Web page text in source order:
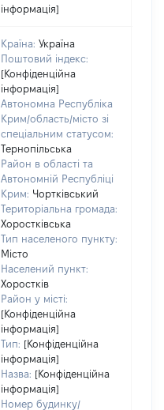
інформація]
Країна: Україна
Поштовий індекс:
[Конфіденційна
інформація]
Автономна Республіка
Крим/область/місто зі
спеціальним статусом:
Тернопільська
Район в області та
Автономній Республіці
Крим: Чортківський
Територіальна громада:
Хоростківська
Тип населеного пункту:
Місто
Населений пункт:
Хоростків
Район у місті:
[Конфіденційна
інформація]
Тип: [Конфіденційна
інформація]
Назва: [Конфіденційна
інформація]
Номер будинку/